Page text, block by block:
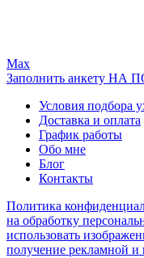
Max
Заполнить анкету
Условия подбора
Доставка и оплата
График работы
Обо мне
Блог
Контакты
Политика
на обработку
использовать
получение рекламной